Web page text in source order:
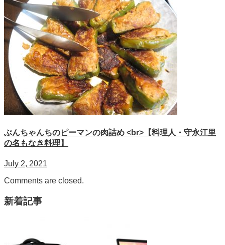
ぶんちゃんちのピーマンの肉詰め <br>【料理人・守永江里
の名もなき料理】
July 2, 2021
Comments are closed.
新着記事